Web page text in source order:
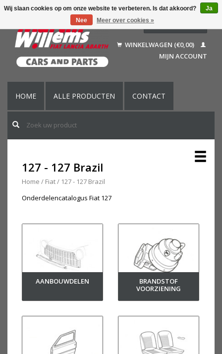
Français
English (US)
WINKELWAGEN (€0,00)
MIJN ACCOUNT
HOME ALLE PRODUCTEN CONTACT
127 - 127 Brazil
Home / Fiat/ 127 - 127 Brazil
Onderdelencatalogus Fiat 127
AANBOUWDELEN
BRANDSTOF
VOORZIENING
Wij slaan cookies op om onze website te verbeteren. Is dat akkoord?
Ja
Nee
Meer over cookies »